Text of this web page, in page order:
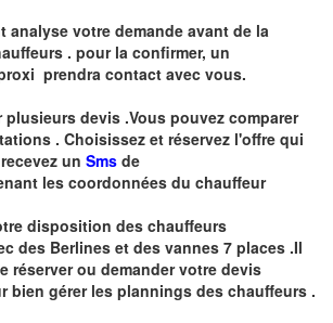
analyse votre demande avant de la
. pour la confirmer, un
prendra contact avec vous.
plusieurs devis .Vous pouvez comparer
. Choisissez et réservez l'offre qui
un Sms de
les coordonnées du chauffeur
disposition des chauffeurs
des Berlines et des vannes 7 places .Il
réserverou demandervotre devis
bien gérer les plannings des chauffeurs .